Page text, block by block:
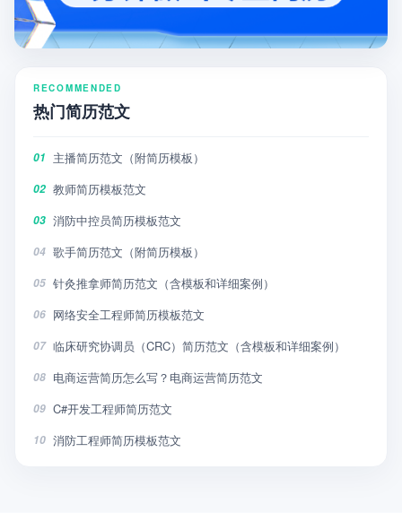
RECOMMENDED
热门简历范文
01 主播简历范文（附简历模板）
02 教师简历模板范文
03 消防中控员简历模板范文
04 歌手简历范文（附简历模板）
05 针灸推拿师简历范文（含模板和详细案例）
06 网络安全工程师简历模板范文
07 临床研究协调员（CRC）简历范文（含模板和详细案例）
08 电商运营简历怎么写？电商运营简历范文
09 C#开发工程师简历范文
10 消防工程师简历模板范文